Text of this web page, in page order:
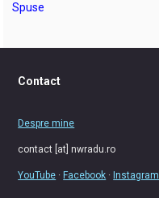
Spuse
Contact
Despre mine
contact [at] nwradu.ro
YouTube · Facebook · Instagram